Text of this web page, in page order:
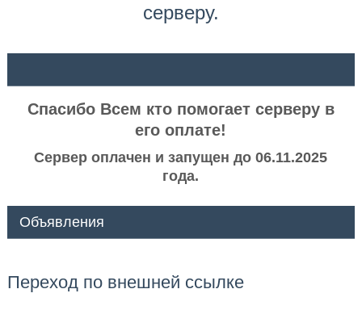
серверу.
Спасибо Всем кто помогает серверу в
его оплате!
Сервер оплачен и запущен до 06.11.2025
года.
Объявления
Переход по внешней ссылке